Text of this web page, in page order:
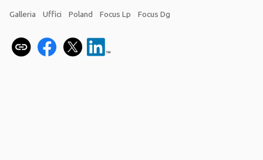
Galleria Uffici Poland Focus Lp Focus Dg